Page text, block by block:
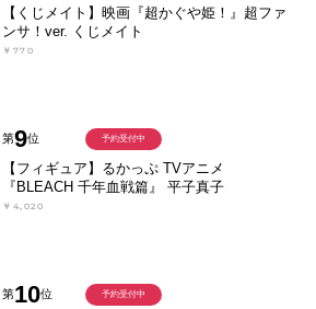
【くじメイト】映画『超かぐや姫！』超ファ
ンサ！ver. くじメイト
￥770
第9位
【フィギュア】るかっぷ TVアニメ
『BLEACH 千年血戦篇』 平子真子
￥4,020
予約受付中
第10位 予約受付中